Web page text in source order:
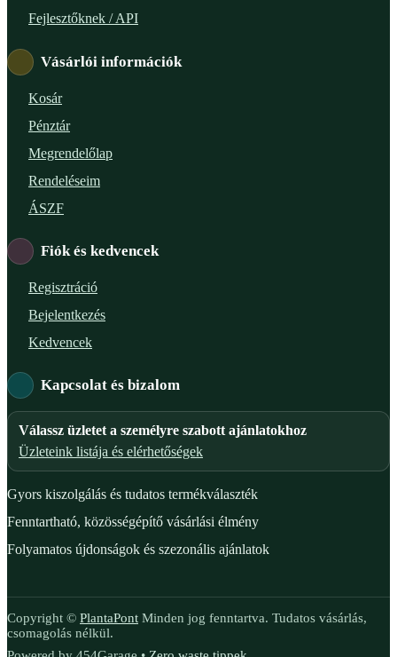
Fejlesztőknek / API
Vásárlói információk
Kosár
Pénztár
Megrendelőlap
Rendeléseim
ÁSZF
Fiók és kedvencek
Regisztráció
Bejelentkezés
Kedvencek
Kapcsolat és bizalom
Válassz üzletet a személyre szabott ajánlatokhoz
Üzleteink listája és elérhetőségek
Gyors kiszolgálás és tudatos termékválaszték
Fenntartható, közösségépítő vásárlási élmény
Folyamatos újdonságok és szezonális ajánlatok
Copyright © PlantaPont Minden jog fenntartva. Tudatos vásárlás,
csomagolás nélkül.